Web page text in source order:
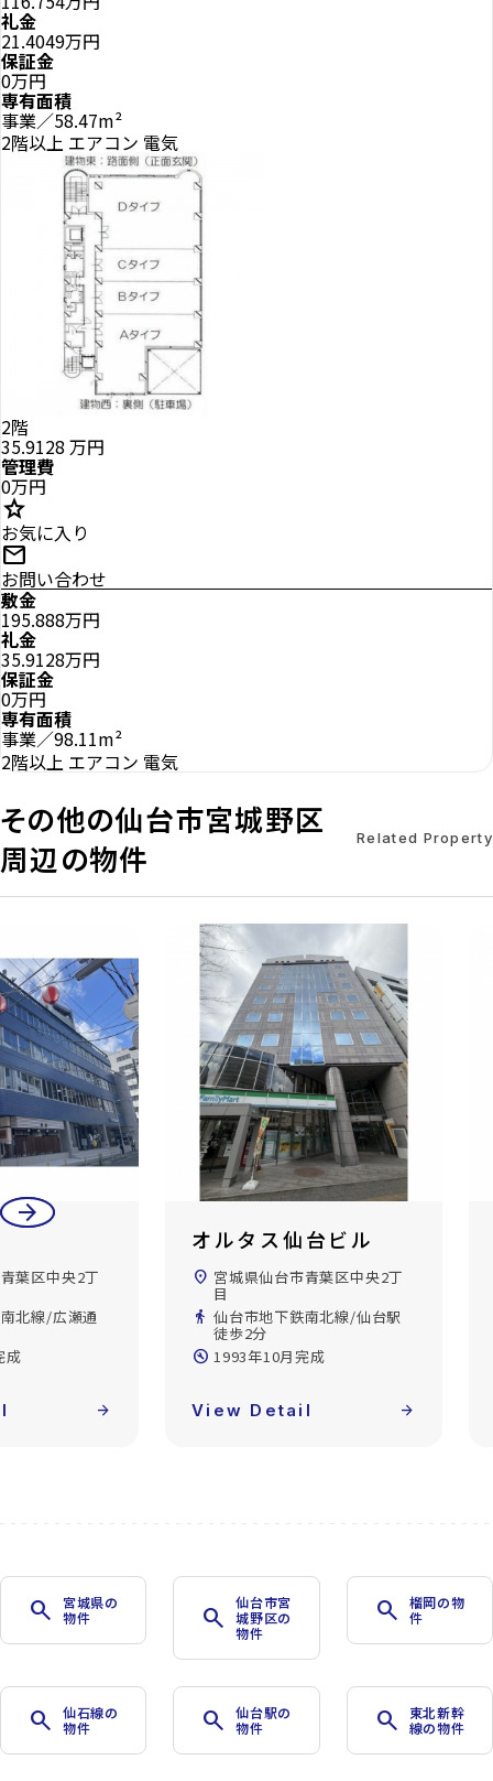
礼金
21.4049万円
保証金
0万円
専有面積
事業／58.47m²
2階以上 エアコン 電気
2階
35.9128 万円
管理費
0万円
star
お気に入り
mail
お問い合わせ
敷金
195.888万円
礼金
35.9128万円
保証金
0万円
専有面積
事業／98.11m²
2階以上 エアコン 電気
その他の仙台市宮城野区
周辺の物件
Related Property
arrow_back
arrow_forward
葉区中央2丁
北線/広瀬通
成
arrow_forward
オルタス仙台ビル
location_on 宮城県仙台市青葉区中央2丁
目
directions_walk 仙台市地下鉄南北線/仙台駅
徒歩2分
build_circle 1993年10月完成
View Detail arrow_forward
search
宮城県の
物件
search
仙台市宮
城野区の
物件
search
榴岡の物
件
search
仙石線の
物件
search
仙台駅の
物件
search
東北新幹
線の物件